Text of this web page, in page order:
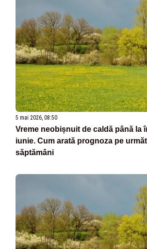
5 mai 2026, 08:50
Vreme neobișnuit de caldă până la
iunie. Cum arată prognoza pe
săptămâni